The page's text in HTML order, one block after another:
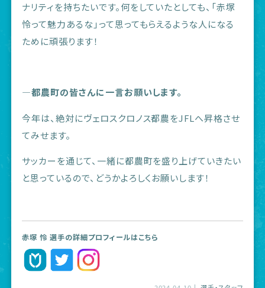
ナリティを持ちたいです。何をしていたとしても、「赤塚
怜って魅力あるな」って思ってもらえるような人になる
ために頑張ります！
―都農町の皆さんに一言お願いします。
今年は、絶対にヴェロスクロノス都農をJFLへ昇格させ
てみせます。
サッカーを通じて、一緒に都農町を盛り上げていきたい
と思っているので、どうかよろしくお願いします！
赤塚 怜 選手の詳細プロフィールはこちら